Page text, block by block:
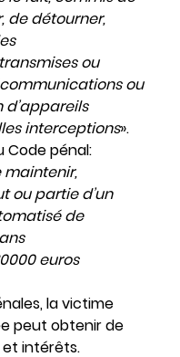
de détourner,
ou
ou
d’appareils
interceptions».
Code pénal:
maintenir,
ou partie d’un
de
euros
la victime
peut obtenir de
intérêts.